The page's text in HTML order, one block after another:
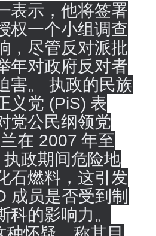
表示，他将签署
权一个小组调查
，尽管反对派批
年对政府反对者
害。 执政的民族
义党 (PiS) 表
党公民纲领党
在 2007 年至
政期间危险地
石燃料，这引发
成员是否受到制
科的影响力。